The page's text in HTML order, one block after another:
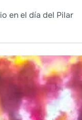
en el día del Pilar